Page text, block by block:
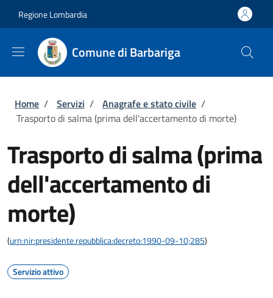
Regione Lombardia
Comune di Barbariga
Briciole di pane
Home / Servizi / Anagrafe e stato civile /
Trasporto di salma (prima dell'accertamento di morte)
Trasporto di salma (prima
dell'accertamento di
morte)
(urn:nir:presidente.repubblica:decreto:1990-09-10;285)
Servizio attivo